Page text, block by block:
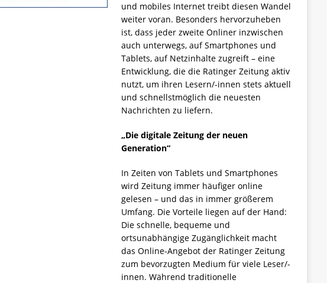
und mobiles Internet treibt diesen Wandel
weiter voran. Besonders hervorzuheben
ist, dass jeder zweite Onliner inzwischen
auch unterwegs, auf Smartphones und
Tablets, auf Netzinhalte zugreift – eine
Entwicklung, die die Ratinger Zeitung aktiv
nutzt, um ihren Lesern/-innen stets aktuell
und schnellstmöglich die neuesten
Nachrichten zu liefern.
„Die digitale Zeitung der neuen
Generation“
In Zeiten von Tablets und Smartphones
wird Zeitung immer häufiger online
gelesen – und das in immer größerem
Umfang. Die Vorteile liegen auf der Hand:
Die schnelle, bequeme und
ortsunabhängige Zugänglichkeit macht
das Online-Angebot der Ratinger Zeitung
zum bevorzugten Medium für viele Leser/-
innen. Während traditionelle